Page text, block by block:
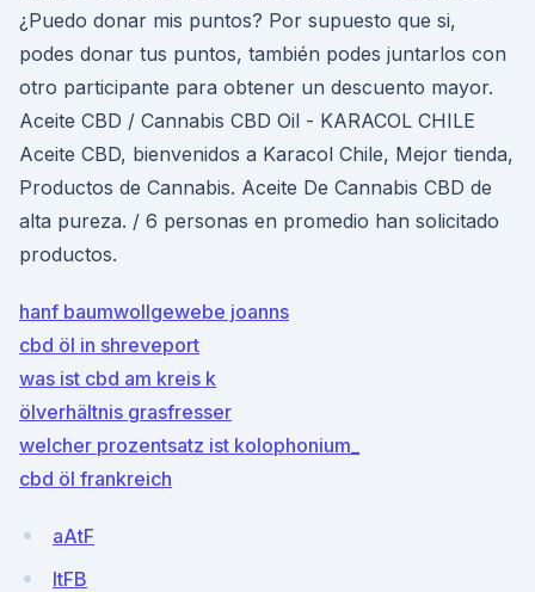
¿Puedo donar mis puntos? Por supuesto que si,
podes donar tus puntos, también podes juntarlos con
otro participante para obtener un descuento mayor.
Aceite CBD / Cannabis CBD Oil - KARACOL CHILE
Aceite CBD, bienvenidos a Karacol Chile, Mejor tienda,
Productos de Cannabis. Aceite De Cannabis CBD de
alta pureza. / 6 personas en promedio han solicitado
productos.
hanf baumwollgewebe joanns
cbd öl in shreveport
was ist cbd am kreis k
ölverhältnis grasfresser
welcher prozentsatz ist kolophonium_
cbd öl frankreich
aAtF
ltFB